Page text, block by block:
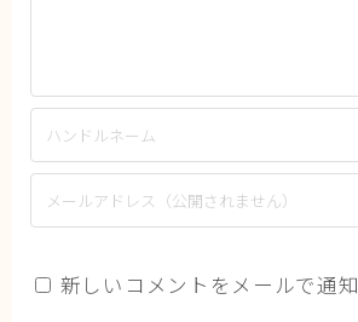
新しいコメントをメールで通知